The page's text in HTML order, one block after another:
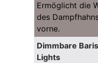
Ermöglicht die
des
vorne.
Dimmbare
Lights